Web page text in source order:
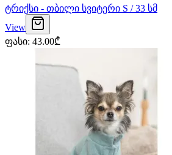
ტრიქსი - თბილი სვიტერი S / 33 სმ
View
ფასი: 43.00₾